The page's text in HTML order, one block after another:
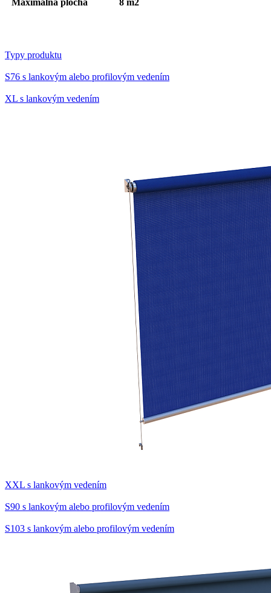
Maximálna plocha 8 m2
Typy produktu
S76 s lankovým alebo profilovým vedením
XL s lankovým vedením
XXL s lankovým vedením
S90 s lankovým alebo profilovým vedením
S103 s lankovým alebo profilovým vedením